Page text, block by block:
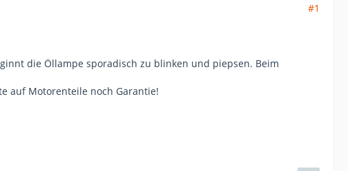
#1
die Öllampe sporadisch zu blinken und piepsen. Beim
auf Motorenteile noch Garantie!